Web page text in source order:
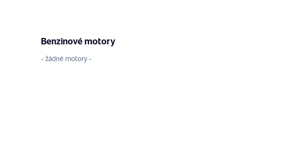
Benzinové motory
- žádné motory -